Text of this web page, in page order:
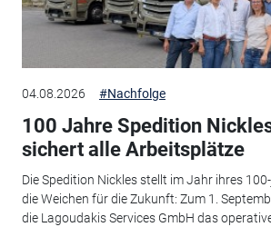
04.08.2026 #Nachfolge
100 Jahre Spedition
sichert alle Arbeitsplätze
Die Spedition Nickles stellt im Jahr ihres
die Weichen für die Zukunft: Zum 1.
die Lagoudakis Services GmbH das